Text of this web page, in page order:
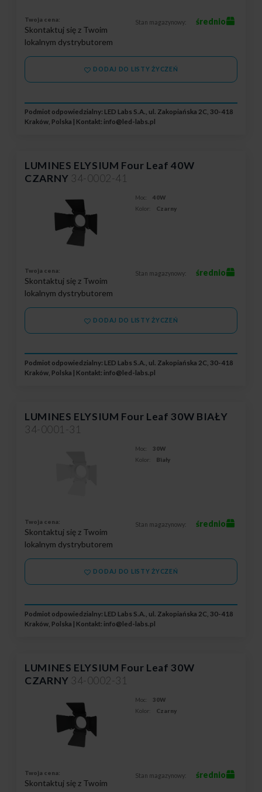
Twoja cena:
Skontaktuj się z Twoim
lokalnym dystrybutorem
Stan magazynowy: średnio
DODAJ DO LISTY ŻYCZEŃ
Podmiot odpowiedzialny: LED Labs S.A., ul. Zakopiańska 2C, 30-418
Kraków, Polska | Kontakt: info@led-labs.pl
LUMINES ELYSIUM Four Leaf 40W
CZARNY 34-0002-41
Moc:
40W
Kolor:
Czarny
Twoja cena:
Skontaktuj się z Twoim
lokalnym dystrybutorem
Stan magazynowy: średnio
DODAJ DO LISTY ŻYCZEŃ
Podmiot odpowiedzialny: LED Labs S.A., ul. Zakopiańska 2C, 30-418
Kraków, Polska | Kontakt: info@led-labs.pl
LUMINES ELYSIUM Four Leaf 30W BIAŁY
34-0001-31
Moc:
30W
Kolor:
Biały
Twoja cena:
Skontaktuj się z Twoim
lokalnym dystrybutorem
Stan magazynowy: średnio
DODAJ DO LISTY ŻYCZEŃ
Podmiot odpowiedzialny: LED Labs S.A., ul. Zakopiańska 2C, 30-418
Kraków, Polska | Kontakt: info@led-labs.pl
LUMINES ELYSIUM Four Leaf 30W
CZARNY 34-0002-31
Moc:
30W
Kolor:
Czarny
Twoja cena:
Skontaktuj się z Twoim
Stan magazynowy: średnio